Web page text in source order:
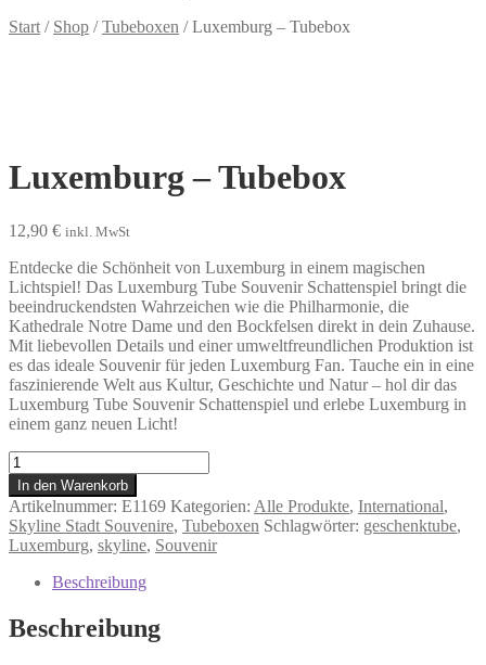
Start / Shop /Tubeboxen /Luxemburg – Tubebox
Luxemburg – Tubebox
12,90 € inkl. MwSt
Entdecke die Schönheit von Luxemburg in einem magischen
Lichtspiel! Das Luxemburg Tube Souvenir Schattenspiel bringt die
beeindruckendsten Wahrzeichen wie die Philharmonie, die
Kathedrale Notre Dame und den Bockfelsen direkt in dein Zuhause.
Mit liebevollen Details und einer umweltfreundlichen Produktion ist
es das ideale Souvenir für jeden Luxemburg Fan. Tauche ein in eine
faszinierende Welt aus Kultur, Geschichte und Natur – hol dir das
Luxemburg Tube Souvenir Schattenspiel und erlebe Luxemburg in
einem ganz neuen Licht!
Luxemburg
-
Tubebox
Menge
In den Warenkorb
Artikelnummer: E1169 Kategorien: Alle Produkte, International,
Skyline Stadt Souvenire, Tubeboxen Schlagwörter: geschenktube,
Luxemburg, skyline, Souvenir
Beschreibung
Beschreibung